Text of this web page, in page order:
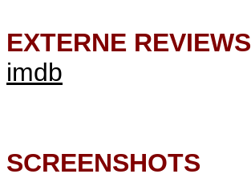
EXTERNE REVIEWS
imdb
SCREENSHOTS